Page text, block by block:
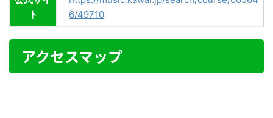
ト
6/49710
アクセスマップ